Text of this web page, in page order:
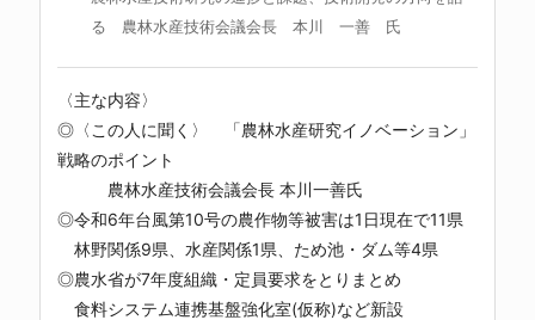
る 農林水産技術会議会長 本川 一善 氏
〈主な内容〉
◎〈この人に聞く〉 「農林水産研究イノベーション」
戦略のポイント
農林水産技術会議会長 本川一善氏
◎令和6年台風第10号の農作物等被害は1日現在で11県
林野関係9県、水産関係1県、ため池・ダム等4県
◎農水省が7年度組織・定員要求をとりまとめ
食料システム連携基盤強化室(仮称)など新設